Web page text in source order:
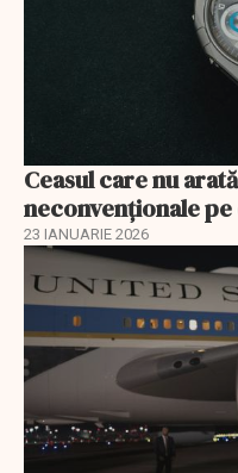
Ceasul care nu
neconvenționale
23 IANUARIE 2026